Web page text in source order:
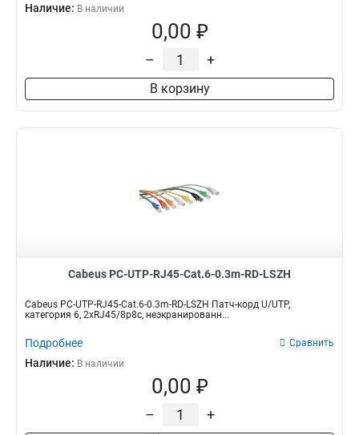
Наличие: В наличии
0,00 ₽
– +
В корзину
Cabeus PC-UTP-RJ45-Cat.6-0.3m-RD-LSZH
Cabeus PC-UTP-RJ45-Cat.6-0.3m-RD-LSZH Патч-корд U/UTP,
категория 6, 2xRJ45/8p8c, неэкранированн...
Подробнее Сравнить
Наличие: В наличии
0,00 ₽
– +